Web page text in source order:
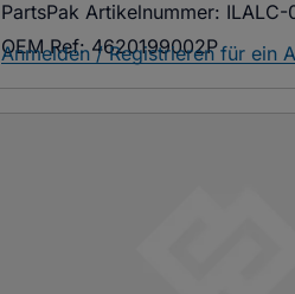
PartsPak Artikelnummer:
OEM Ref: 4620199002P
Anmelden / Registrieren für ein